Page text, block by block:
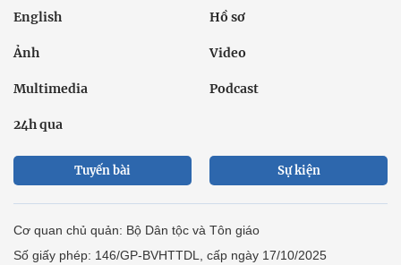
English Hồ sơ
Ảnh Video
Multimedia Podcast
24h qua
Tuyến bài Sự kiện
Cơ quan chủ quản: Bộ Dân tộc và Tôn giáo
Số giấy phép: 146/GP-BVHTTDL, cấp ngày 17/10/2025